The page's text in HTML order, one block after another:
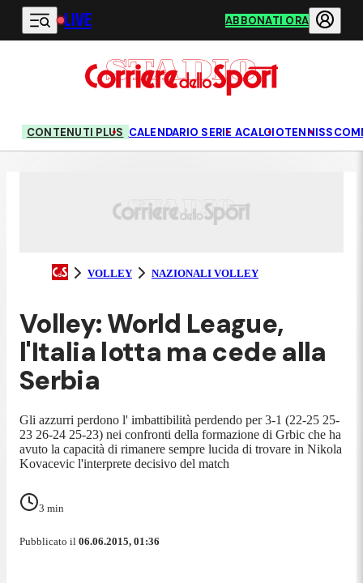
Vai al contenuto principale
LIVE ABBONATI ORA
CONTENUTI PLUS CALENDARIO SERIE ACALCIOTENNIS
VOLLEY NAZIONALI VOLLEY
Volley: World League,
l'Italia lotta ma cede alla
Serbia
Gli azzurri perdono l' imbattibilità perdendo per 3-1 (22-25 25-
23 26-24 25-23) nei confronti della formazione di Grbic che ha
avuto la capacità di rimanere sempre lucida di trovare in Nikola
Kovacevic l'interprete decisivo del match
3 min
Pubblicato il 06.06.2015, 01:36